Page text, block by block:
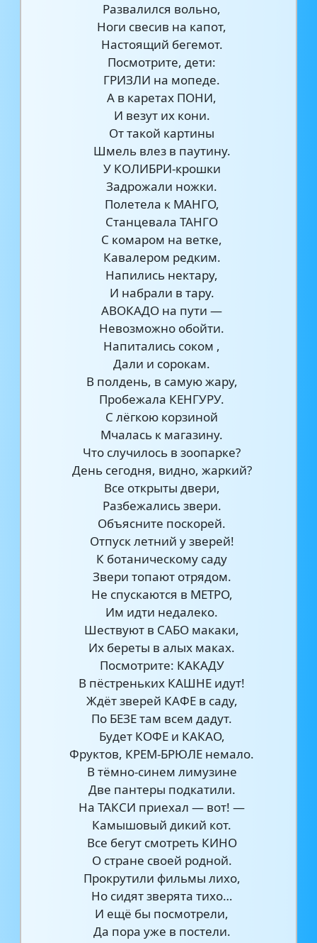
Развалился вольно,
Ноги свесив на капот,
Настоящий бегемот.
Посмотрите, дети:
ГРИЗЛИ на мопеде.
А в каретах ПОНИ,
И везут их кони.
От такой картины
Шмель влез в паутину.
У КОЛИБРИ-крошки
Задрожали ножки.
Полетела к МАНГО,
Станцевала ТАНГО
С комаром на ветке,
Кавалером редким.
Напились нектару,
И набрали в тару.
АВОКАДО на пути —
Невозможно обойти.
Напитались соком ,
Дали и сорокам.
В полдень, в самую жару,
Пробежала КЕНГУРУ.
С лёгкою корзиной
Мчалась к магазину.
Что случилось в зоопарке?
День сегодня, видно, жаркий?
Все открыты двери,
Разбежались звери.
Объясните поскорей.
Отпуск летний у зверей!
К ботаническому саду
Звери топают отрядом.
Не спускаются в МЕТРО,
Им идти недалеко.
Шествуют в САБО макаки,
Их береты в алых маках.
Посмотрите: КАКАДУ
В пёстреньких КАШНЕ идут!
Ждёт зверей КАФЕ в саду,
По БЕЗЕ там всем дадут.
Будет КОФЕ и КАКАО,
Фруктов, КРЕМ-БРЮЛЕ немало.
В тёмно-синем лимузине
Две пантеры подкатили.
На ТАКСИ приехал — вот! —
Камышовый дикий кот.
Все бегут смотреть КИНО
О стране своей родной.
Прокрутили фильмы лихо,
Но сидят зверята тихо…
И ещё бы посмотрели,
Да пора уже в постели.